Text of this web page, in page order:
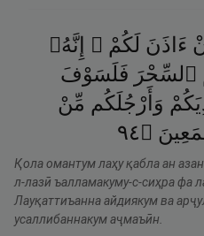
ءَاذَنَ لَكُمْ ۖ إِنَّهُۥ
ٱلسِّحْرَ فَلَسَوْفَ
وَأَرْجُلَكُم مِّنْ
۝٤٩
Қола омантум лаҳу қабла ан
л-лазӣ ъалламакуму-с-сиҳра фа
Лауқаттиъанна айдиякум ва
усаллибаннакум аҷмаъӣн.